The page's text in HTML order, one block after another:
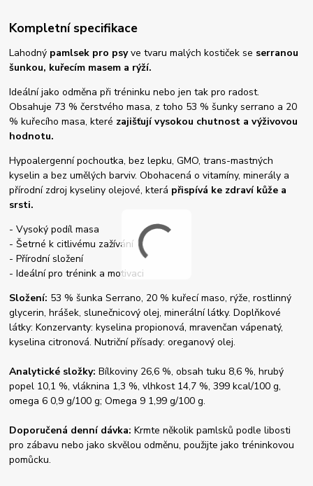
Kompletní specifikace
Lahodný pamlsek pro psyve tvaru malých kostiček se serranou
šunkou, kuřecím masem a rýží.
Ideální jako odměna při tréninku nebo jen tak pro radost.
Obsahuje 73 % čerstvého masa, z toho 53 % šunky serrano a 20
% kuřecího masa, které zajišťují vysokou chutnost a výživovou
hodnotu.
Hypoalergenní pochoutka, bez lepku, GMO, trans-mastných
kyselin a bez umělých barviv. Obohacená o vitamíny, minerály a
přírodní zdroj kyseliny olejové, která přispívá ke zdraví kůže a
srsti.
- Vysoký podíl masa
- Šetrné k citlivému zažívání
- Přírodní složení
- Ideální pro trénink a motivaci
Složení: 53 % šunka Serrano, 20 % kuřecí maso, rýže, rostlinný
glycerin, hrášek, slunečnicový olej, minerální látky. Doplňkové
látky: Konzervanty: kyselina propionová, mravenčan vápenatý,
kyselina citronová. Nutriční přísady: oreganový olej.
Analytické složky: Bílkoviny 26,6 %, obsah tuku 8,6 %, hrubý
popel 10,1 %, vláknina 1,3 %, vlhkost 14,7 %, 399 kcal/100 g,
omega 6 0,9 g/100 g; Omega 9 1,99 g/100 g.
Doporučená denní dávka:Krmte několik pamlsků podle libosti
pro zábavu nebo jako skvělou odměnu, použijte jako tréninkovou
pomůcku.